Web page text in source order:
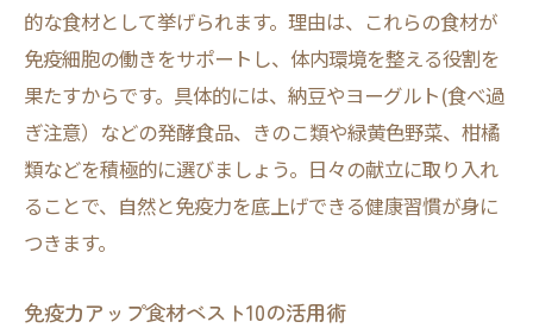
的な食材として挙げられます。理由は、これらの食材が
免疫細胞の働きをサポートし、体内環境を整える役割を
果たすからです。具体的には、納豆やヨーグルト(食べ過
ぎ注意）などの発酵食品、きのこ類や緑黄色野菜、柑橘
類などを積極的に選びましょう。日々の献立に取り入れ
ることで、自然と免疫力を底上げできる健康習慣が身に
つきます。
免疫力アップ食材ベスト10の活用術